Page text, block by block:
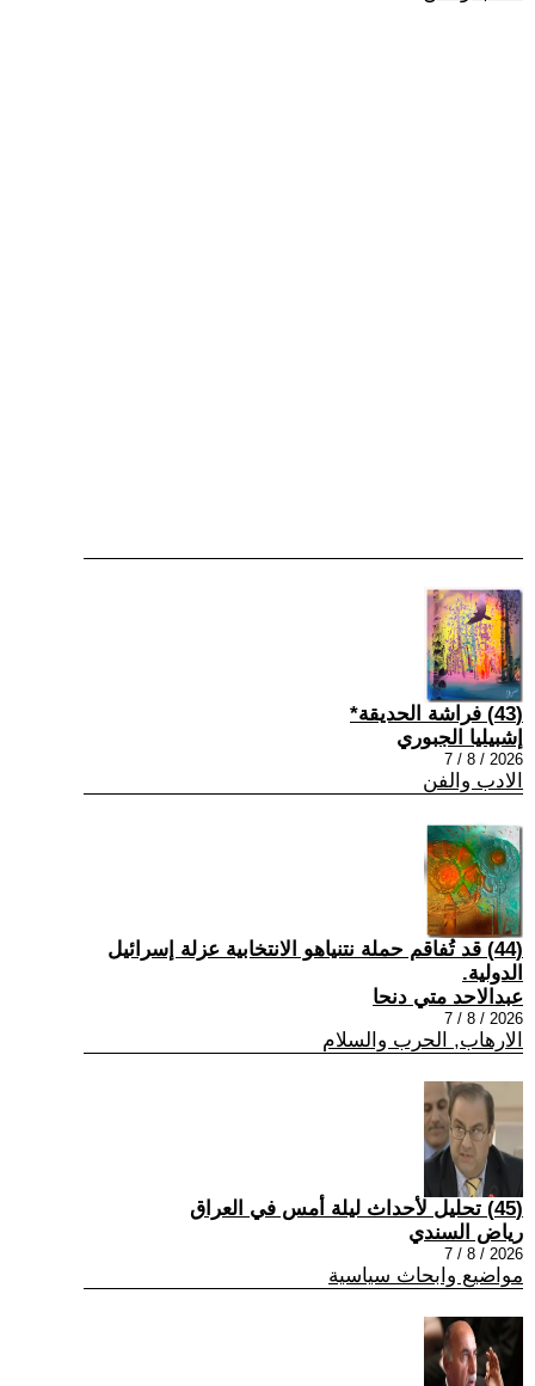
(43) فراشة الحديقة*
إشبيليا الجبوري
2026 / 8 / 7
الادب والفن
(44) قد تُفاقم حملة نتنياهو الانتخابية عزلة إسرائيل
الدولية.
عبدالاحد متي دنحا
2026 / 8 / 7
الارهاب, الحرب والسلام
(45) تحليل لأحداث ليلة أمس في العراق
رياض السندي
2026 / 8 / 7
مواضيع وابحاث سياسية